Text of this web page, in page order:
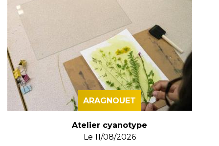
ARAGNOUET
Atelier cyanotype
Le 11/08/2026